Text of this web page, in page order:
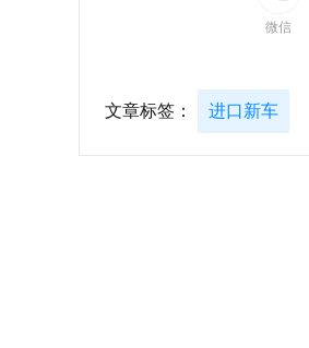
微信
文章标签： 进口新车